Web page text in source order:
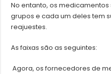
No entanto, os
grupos e cada um deles tem
reajuestes.
As faixas são as seguintes:
Agora, os fornecedores de